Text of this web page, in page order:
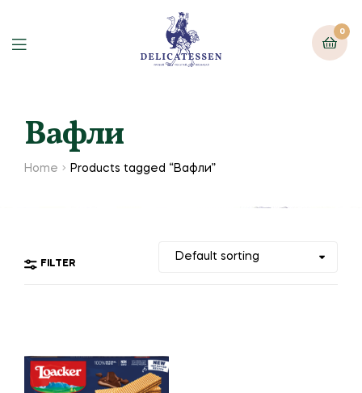
0
Вафли
Home Products tagged “Вафли”
FILTER